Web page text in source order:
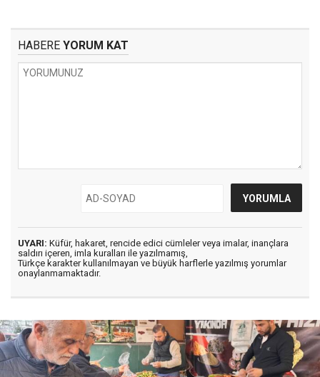
HABERE YORUM KAT
UYARI: Küfür, hakaret, rencide edici cümleler veya imalar, inançlara
saldırı içeren, imla kuralları ile yazılmamış,
Türkçe karakter kullanılmayan ve büyük harflerle yazılmış yorumlar
onaylanmamaktadır.